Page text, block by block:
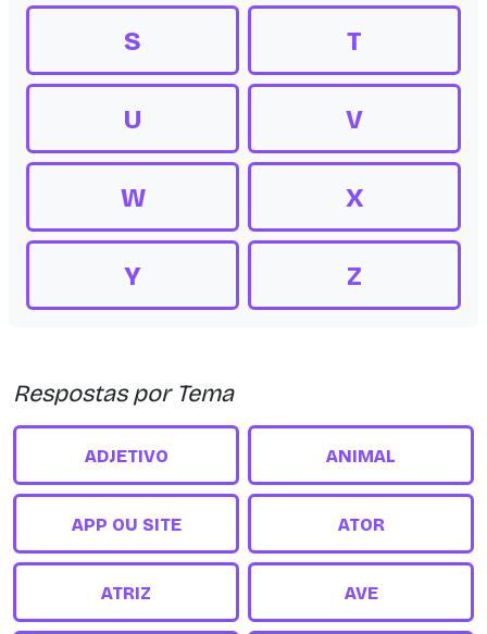
S T
U V
W X
Y Z
Respostas por Tema
ADJETIVO ANIMAL
APP OU SITE ATOR
ATRIZ AVE